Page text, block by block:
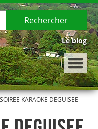
Rechercher
Le blog
SOIREE KARAOKE DEGUISEE